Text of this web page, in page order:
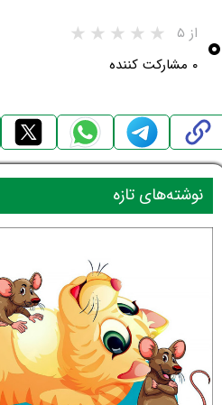
۰ از ۵
۰ مشارکت کننده
نوشته‌های تازه